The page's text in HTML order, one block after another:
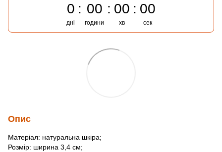
0
дні
00
години
00
хв
00
сек
Опис
Матеріал: натуральна шкіра;
Розмір: ширина 3,4 см;